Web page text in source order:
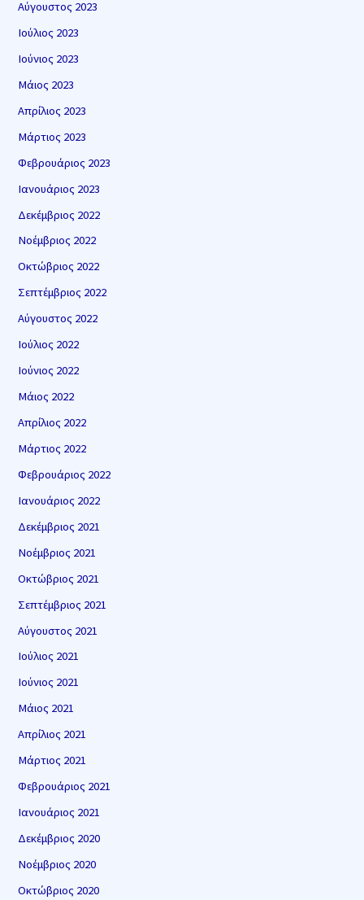
Αύγουστος 2023
Ιούλιος 2023
Ιούνιος 2023
Μάιος 2023
Απρίλιος 2023
Μάρτιος 2023
Φεβρουάριος 2023
Ιανουάριος 2023
Δεκέμβριος 2022
Νοέμβριος 2022
Οκτώβριος 2022
Σεπτέμβριος 2022
Αύγουστος 2022
Ιούλιος 2022
Ιούνιος 2022
Μάιος 2022
Απρίλιος 2022
Μάρτιος 2022
Φεβρουάριος 2022
Ιανουάριος 2022
Δεκέμβριος 2021
Νοέμβριος 2021
Οκτώβριος 2021
Σεπτέμβριος 2021
Αύγουστος 2021
Ιούλιος 2021
Ιούνιος 2021
Μάιος 2021
Απρίλιος 2021
Μάρτιος 2021
Φεβρουάριος 2021
Ιανουάριος 2021
Δεκέμβριος 2020
Νοέμβριος 2020
Οκτώβριος 2020